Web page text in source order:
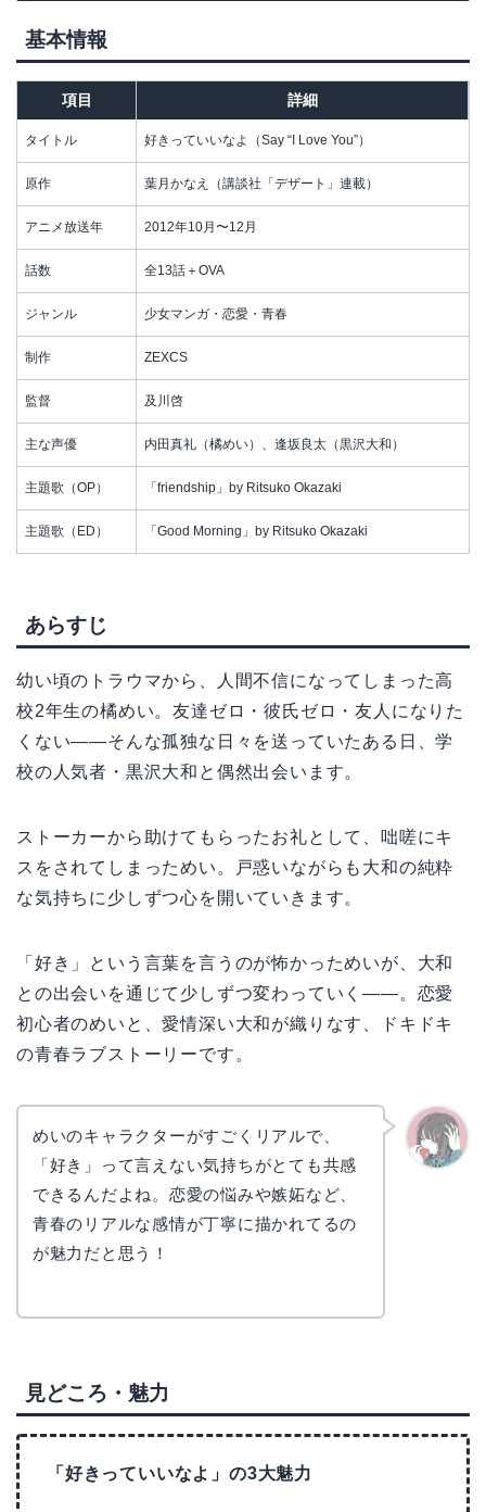
基本情報
項目 詳細
タイトル 好きっていいなよ（Say “I Love You”）
原作 葉月かなえ（講談社「デザート」連載）
アニメ放送年 2012年10月〜12月
話数 全13話＋OVA
ジャンル 少女マンガ・恋愛・青春
制作 ZEXCS
監督 及川啓
主な声優 内田真礼（橘めい）、逢坂良太（黒沢大和）
主題歌（OP） 「friendship」by Ritsuko Okazaki
主題歌（ED） 「Good Morning」by Ritsuko Okazaki
あらすじ
幼い頃のトラウマから、人間不信になってしまった高
校2年生の橘めい。友達ゼロ・彼氏ゼロ・友人になりた
くない——そんな孤独な日々を送っていたある日、学
校の人気者・黒沢大和と偶然出会います。
ストーカーから助けてもらったお礼として、咄嗟にキ
スをされてしまっためい。戸惑いながらも大和の純粋
な気持ちに少しずつ心を開いていきます。
「好き」という言葉を言うのが怖かっためいが、大和
との出会いを通じて少しずつ変わっていく——。恋愛
初心者のめいと、愛情深い大和が織りなす、ドキドキ
の青春ラブストーリーです。
めいのキャラクターがすごくリアルで、
「好き」って言えない気持ちがとても共感
できるんだよね。恋愛の悩みや嫉妬など、
青春のリアルな感情が丁寧に描かれてるの
が魅力だと思う！
見どころ・魅力
「好きっていいなよ」の3大魅力